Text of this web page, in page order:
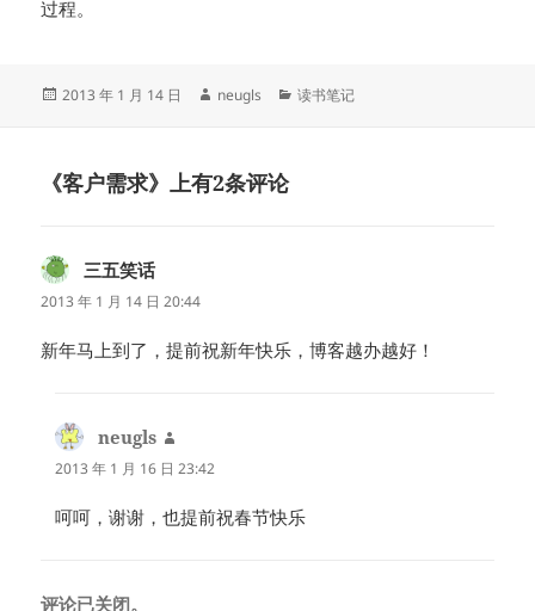
过程。
发
2013 年 1 月 14 日
作
neugls
分
读书笔记
《客户需求》上有2条评论
三五笑话说
道：
2013 年 1 月 14 日 20:44
新年马上到了，提前祝新年快乐，博客越办越好！
neugls
道：
2013 年 1 月 16 日 23:42
呵呵，谢谢，也提前祝春节快乐
评论已关闭。